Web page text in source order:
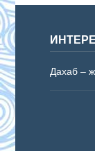
Дахаб –